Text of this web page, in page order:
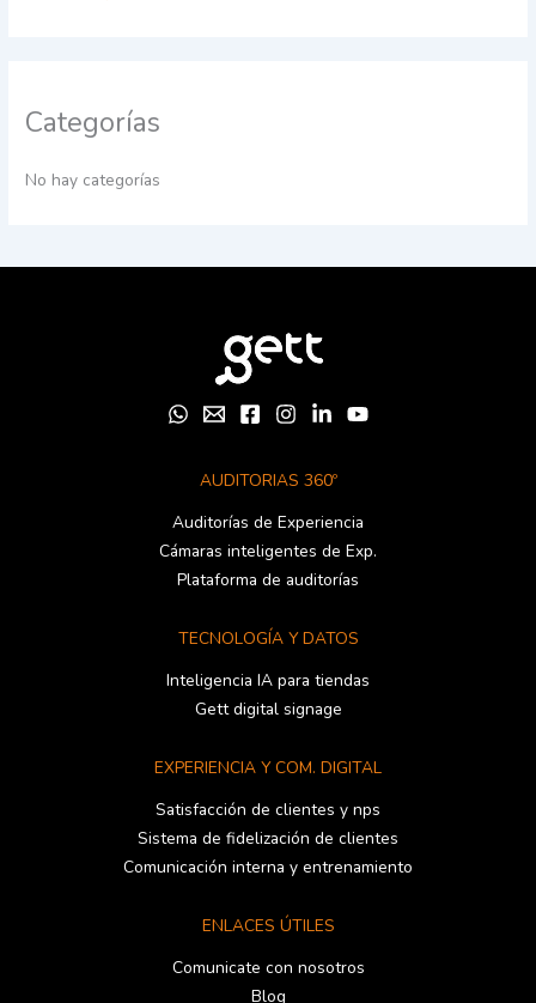
Categorías
No hay categorías
AUDITORIAS 360º
Auditorías de Experiencia
Cámaras inteligentes de Exp.
Plataforma de auditorías
TECNOLOGÍA Y DATOS
Inteligencia IA para tiendas
Gett digital signage
EXPERIENCIA Y COM. DIGITAL
Satisfacción de clientes y nps
Sistema de fidelización de clientes
Comunicación interna y entrenamiento
ENLACES ÚTILES
Comunicate con nosotros
Blog